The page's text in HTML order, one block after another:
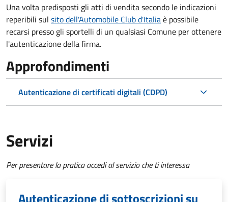
Una volta predisposti gli atti di vendita secondo le indicazioni
reperibili sul sito dell'Automobile Club d'Italiaè possibile
recarsi presso gli sportelli di un qualsiasi Comune per ottenere
l'autenticazione della firma.
Approfondimenti
Autenticazione di certificati digitali (CDPD)
Servizi
Per presentare la pratica accedi al servizio che ti interessa
Autenticazione di sottoscrizioni su